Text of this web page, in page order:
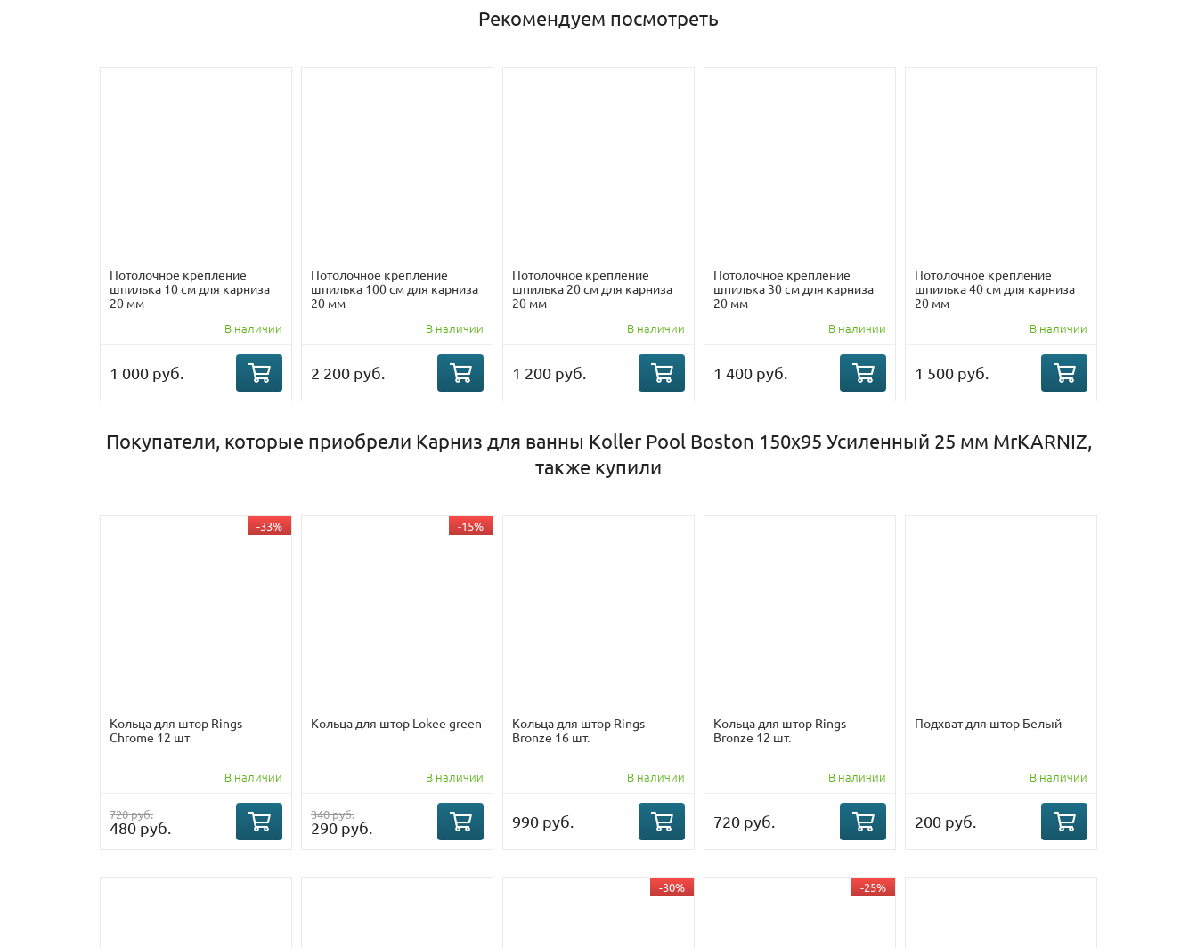
Рекомендуем посмотреть
Потолочное крепление
шпилька 10 см для карниза
20 мм
В наличии
1 000 руб.
Потолочное крепление
шпилька 100 см для карниза
20 мм
В наличии
2 200 руб.
Потолочное крепление
шпилька 20 см для карниза
20 мм
В наличии
1 200 руб.
Потолочное крепление
шпилька 30 см для карниза
20 мм
В наличии
1 400 руб.
Потолочное крепление
шпилька 40 см для карниза
20 мм
В наличии
1 500 руб.
Покупатели, которые приобрели Карниз для ванны Koller Pool Boston 150х95 Усиленный 25 мм MrKARNIZ,
также купили
-33%
Кольца для штор Rings
Chrome 12 шт
В наличии
720 руб.
480 руб.
-15%
Кольца для штор Lokee green
В наличии
340 руб.
290 руб.
Кольца для штор Rings
Bronze 16 шт.
В наличии
990 руб.
Кольца для штор Rings
Bronze 12 шт.
В наличии
720 руб.
Подхват для штор Белый
В наличии
200 руб.
-30% -25%